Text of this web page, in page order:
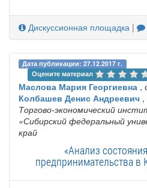
Дискуссионная площадка |
Дата публикации: 27.12.2017 г.
Оцените материал
Маслова Мария Георгиевна ,
Колбашев Денис Андреевич ,
Торгово-экономический
«Сибирский федеральный
край
«Анализ
предпринимательства в